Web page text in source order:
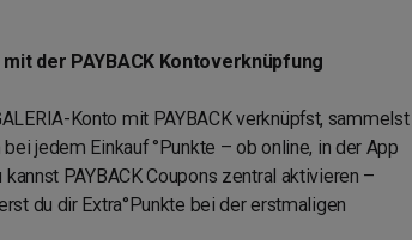
der PAYBACK Kontoverknüpfung
Konto mit PAYBACK verknüpfst, sammelst
jedem Einkauf °Punkte – ob online, in der App
kannst PAYBACK Coupons zentral aktivieren –
du dir Extra°Punkte bei der erstmaligen